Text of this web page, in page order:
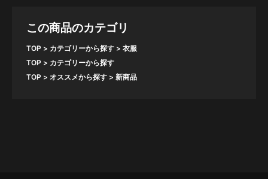
この商品のカテゴリ
TOP カテゴリーから探す
衣服
TOP
カテゴリーから探す
TOP
オススメから探す 新商品